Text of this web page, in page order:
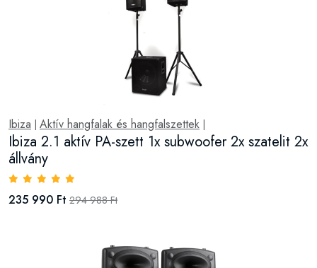
Ibiza Aktív hangfalak és hangfalszettek
Ibiza 2.1 aktív PA-szett 1x subwoofer 2x szatelit 2x
állvány
235 990 Ft 294 988 Ft